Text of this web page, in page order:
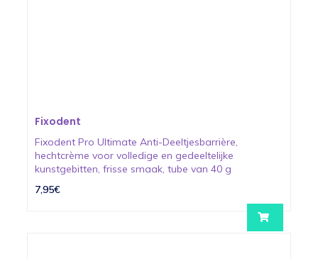
Fixodent
Fixodent Pro Ultimate Anti-Deeltjesbarrière,
hechtcrème voor volledige en gedeeltelijke
kunstgebitten, frisse smaak, tube van 40 g
7,95€